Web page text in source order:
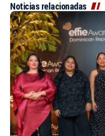
Noticias relacionadas